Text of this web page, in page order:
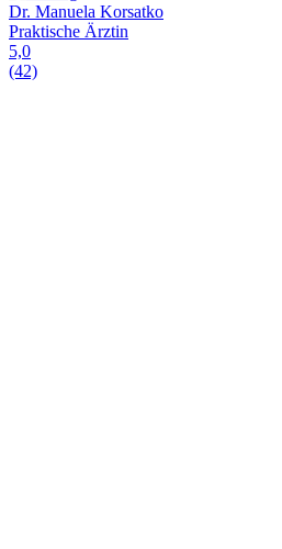
Dr. Manuela Korsatko
Praktische Ärztin
5,0
(42)